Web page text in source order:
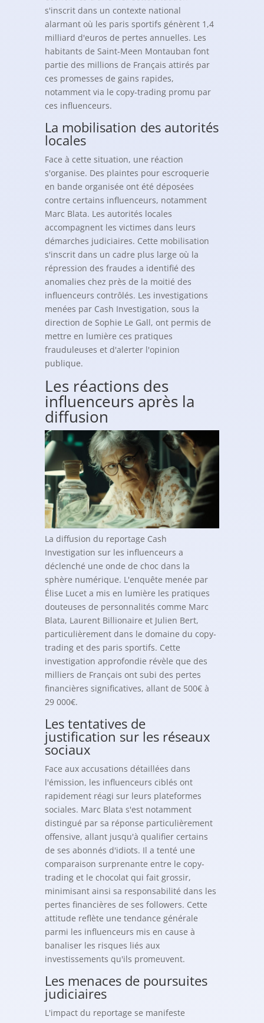
s'inscrit dans un contexte national
alarmant où les paris sportifs génèrent 1,4
milliard d'euros de pertes annuelles. Les
habitants de Saint-Meen Montauban font
partie des millions de Français attirés par
ces promesses de gains rapides,
notamment via le copy-trading promu par
ces influenceurs.
La mobilisation des autorités
locales
Face à cette situation, une réaction
s'organise. Des plaintes pour escroquerie
en bande organisée ont été déposées
contre certains influenceurs, notamment
Marc Blata. Les autorités locales
accompagnent les victimes dans leurs
démarches judiciaires. Cette mobilisation
s'inscrit dans un cadre plus large où la
répression des fraudes a identifié des
anomalies chez près de la moitié des
influenceurs contrôlés. Les investigations
menées par Cash Investigation, sous la
direction de Sophie Le Gall, ont permis de
mettre en lumière ces pratiques
frauduleuses et d'alerter l'opinion
publique.
Les réactions des
influenceurs après la
diffusion
La diffusion du reportage Cash
Investigation sur les influenceurs a
déclenché une onde de choc dans la
sphère numérique. L'enquête menée par
Élise Lucet a mis en lumière les pratiques
douteuses de personnalités comme Marc
Blata, Laurent Billionaire et Julien Bert,
particulièrement dans le domaine du copy-
trading et des paris sportifs. Cette
investigation approfondie révèle que des
milliers de Français ont subi des pertes
financières significatives, allant de 500€ à
29 000€.
Les tentatives de
justification sur les réseaux
sociaux
Face aux accusations détaillées dans
l'émission, les influenceurs ciblés ont
rapidement réagi sur leurs plateformes
sociales. Marc Blata s'est notamment
distingué par sa réponse particulièrement
offensive, allant jusqu'à qualifier certains
de ses abonnés d'idiots. Il a tenté une
comparaison surprenante entre le copy-
trading et le chocolat qui fait grossir,
minimisant ainsi sa responsabilité dans les
pertes financières de ses followers. Cette
attitude reflète une tendance générale
parmi les influenceurs mis en cause à
banaliser les risques liés aux
investissements qu'ils promeuvent.
Les menaces de poursuites
judiciaires
L'impact du reportage se manifeste